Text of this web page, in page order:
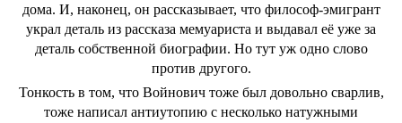
дома. И, наконец, он рассказывает, что философ-эмигрант
украл деталь из рассказа мемуариста и выдавал её уже за
деталь собственной биографии. Но тут уж одно слово
против другого.
Тонкость в том, что Войнович тоже был довольно сварлив,
тоже написал антиутопию с несколько натужными